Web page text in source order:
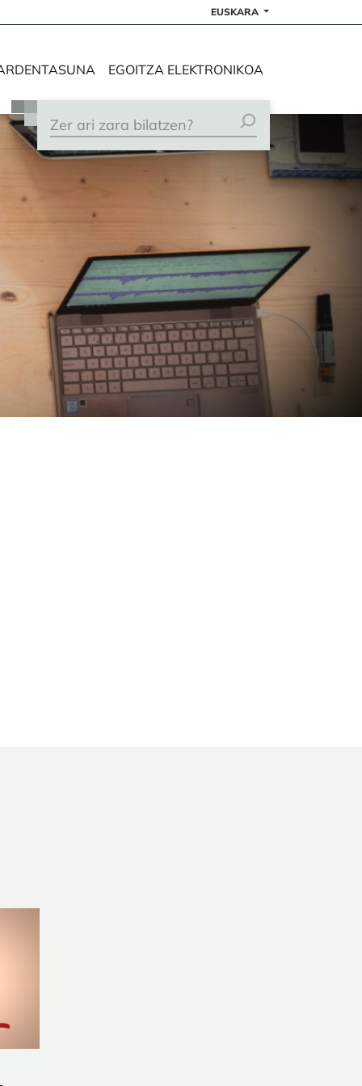
EUSKARA
EGOITZA ELEKTRONIKOA